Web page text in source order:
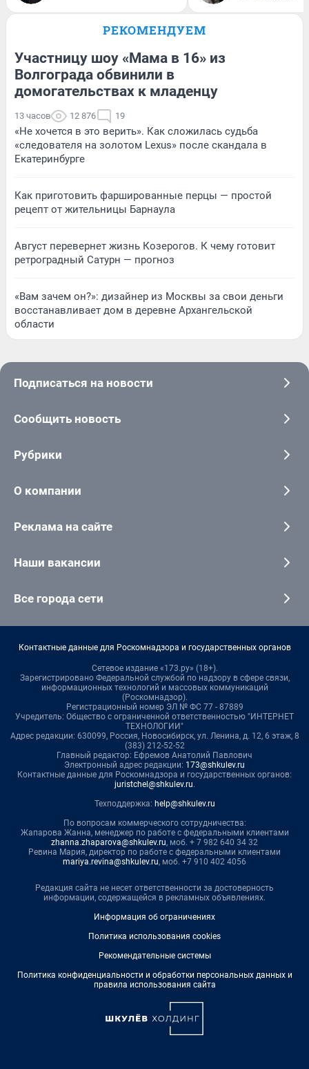
РЕКОМЕНДУЕМ
Участницу шоу «Мама в 16» из
Волгограда обвинили в
домогательствах к младенцу
13 часов 12 876 19
«Не хочется в это верить». Как сложилась судьба
«следователя на золотом Lexus» после скандала в
Екатеринбурге
Как приготовить фаршированные перцы — простой
рецепт от жительницы Барнаула
Август перевернет жизнь Козерогов. К чему готовит
ретроградный Сатурн — прогноз
«Вам зачем он?»: дизайнер из Москвы за свои деньги
восстанавливает дом в деревне Архангельской
области
Подписаться на новости
Сообщить новость
Рубрики
О компании
Реклама на сайте
Наши вакансии
Все города сети
Контактные данные для Роскомнадзора и государственных органов
Сетевое издание «173.ру» (18+).
Зарегистрировано Федеральной службой по надзору в сфере связи,
информационных технологий и массовых коммуникаций
(Роскомнадзор).
Регистрационный номер ЭЛ № ФС 77 - 87889
Учредитель: Общество с ограниченной ответственностью "ИНТЕРНЕТ
ТЕХНОЛОГИИ"
Адрес редакции: 630099, Россия, Новосибирск, ул. Ленина, д. 12, 6 этаж, 8
(383) 212-52-52
Главный редактор: Ефремов Анатолий Павлович
Электронный адрес редакции: 173@shkulev.ru
Контактные данные для Роскомнадзора и государственных органов:
juristchel@shkulev.ru.
Техподдержка: help@shkulev.ru
По вопросам коммерческого сотрудничества:
Жапарова Жанна, менеджер по работе с федеральными клиентами
zhanna.zhaparova@shkulev.ru, моб. + 7 982 640 34 32
Ревина Мария, директор по работе с федеральными клиентами
mariya.revina@shkulev.ru, моб. +7 910 402 4056
Редакция сайта не несет ответственности за достоверность
информации, содержащейся в рекламных объявлениях.
Информация об ограничениях
Политика использования cookies
Рекомендательные системы
Политика конфиденциальности и обработки персональных данных и
правила использования сайта